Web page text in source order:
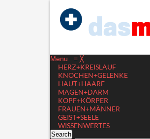
Menu ≡ ╳
HERZ+KREISLAUF
KNOCHEN+GELENKE
HAUT+HAARE
MAGEN+DARM
KOPF+KÖRPER
FRAUEN+MÄNNER
GEIST+SEELE
WISSENWERTES